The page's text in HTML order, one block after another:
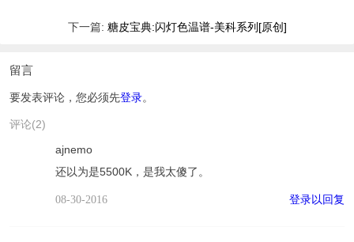
下一篇: 糖皮宝典:闪灯色温谱-美科系列[原创]
留言
要发表评论，您必须先登录。
评论(2)
ajnemo
还以为是5500K，是我太傻了。
08-30-2016 登录以回复